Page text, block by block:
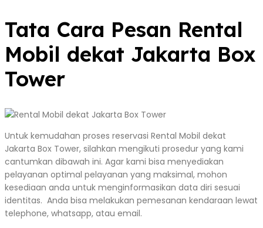
Tata Cara Pesan Rental
Mobil dekat Jakarta Box
Tower
Untuk kemudahan proses reservasi Rental Mobil dekat
Jakarta Box Tower, silahkan mengikuti prosedur yang kami
cantumkan dibawah ini. Agar kami bisa menyediakan
pelayanan optimal pelayanan yang maksimal, mohon
kesediaan anda untuk menginformasikan data diri sesuai
identitas. Anda bisa melakukan pemesanan kendaraan lewat
telephone, whatsapp, atau email.